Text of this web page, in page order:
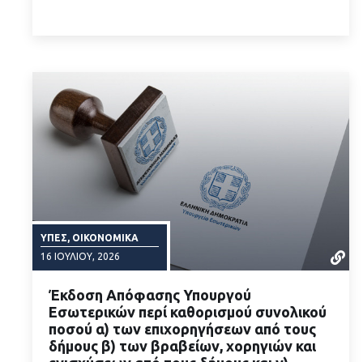
ΥΠΕΣ, ΟΙΚΟΝΟΜΙΚΆ
16 ΙΟΥΛΊΟΥ, 2026
Έκδοση Απόφασης Υπουργού
Εσωτερικών περί καθορισμού συνολικού
ποσού α) των επιχορηγήσεων από τους
δήμους β) των βραβείων, χορηγιών και